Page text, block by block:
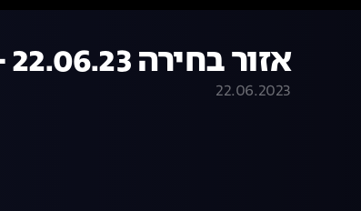
אזור בחירה 22.06.23 - הקרב על הרכבת
22.06.2023